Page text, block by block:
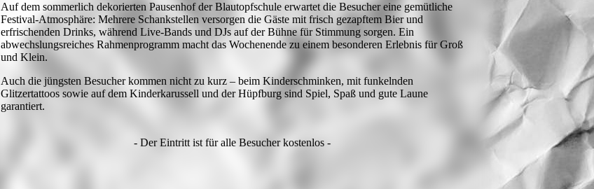
Auf dem sommerlich dekorierten Pausenhof der Blautopfschule erwartet die Besucher eine gemütliche
Festival-Atmosphäre: Mehrere Schankstellen versorgen die Gäste mit frisch gezapftem Bier und
erfrischenden Drinks, während Live-Bands und DJs auf der Bühne für Stimmung sorgen. Ein
abwechslungsreiches Rahmenprogramm macht das Wochenende zu einem besonderen Erlebnis für Groß
und Klein.
Auch die jüngsten Besucher kommen nicht zu kurz – beim Kinderschminken, mit funkelnden
Glitzertattoos sowie auf dem Kinderkarussell und der Hüpfburg sind Spiel, Spaß und gute Laune
garantiert.
- Der Eintritt ist für alle Besucher kostenlos -